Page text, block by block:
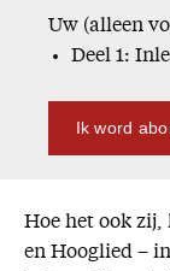
Uw (alleen
Deel 1:
Ik word
Hoe het ook zij,
en Hooglied –